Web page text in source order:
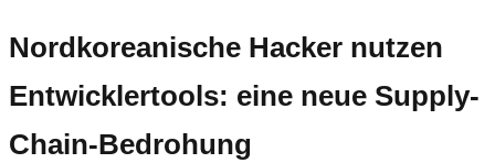
Nordkoreanische Hacker nutzen
Entwicklertools: eine neue Supply-
Chain-Bedrohung